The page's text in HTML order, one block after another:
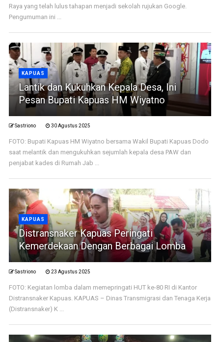
Raya yang telah lulus tahapan menjadi sekolah rujukan Google.
Pengumuman ini ...
KAPUAS
Lantik dan Kukuhkan Kepala Desa, Ini
Pesan Bupati Kapuas HM Wiyatno
Sastriono 30 Agustus 2025
FOTO: Bupati Kapuas HM Wiyatno bersama Wakil Bupati Kapuas Dodo
saat melantik dan mengukuhkan sejumlah kepala desa PAW dan
penjabat kades di Rumah Jab ...
KAPUAS
Distransnaker Kapuas Peringati
Kemerdekaan Dengan Berbagai Lomba
Sastriono 23 Agustus 2025
FOTO: Kegiatan lomba dalam memepringati HUT ke-80 RI di Kantor
Distransnaker Kapuas. KAPUAS – Dinas Transmigrasi dan Tenaga Kerja
(Distransnaker) K ...